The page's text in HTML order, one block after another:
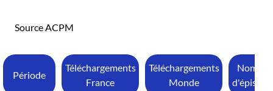
Source ACPM
Période
Téléchargements
France
Téléchargements
Monde
Nombre